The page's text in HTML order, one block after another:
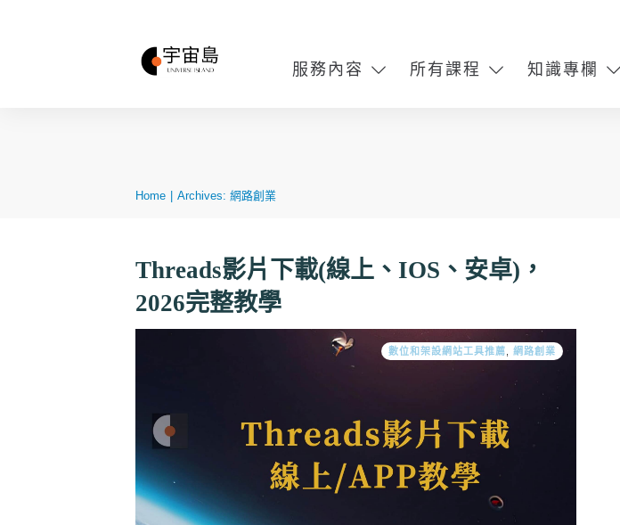
服務內容 所有課程 知識專欄
Home Archives: 網路創業
Threads影片下載(線上、IOS、安卓)，
2026完整教學
數位和架設網站工具推薦 網路創業